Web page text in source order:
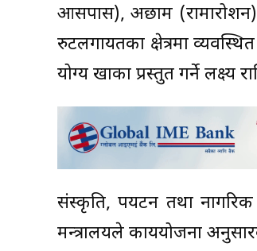
आसपास), अछाम (रामारोशन),
रुटलगायतका क्षेत्रमा
योग्य खाका प्रस्तुत गर्ने लक्ष्य
संस्कृति, पर्यटन तथा
मन्त्रालयले कार्ययोजना